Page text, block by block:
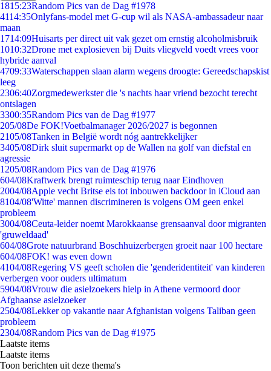
1815:23Random Pics van de Dag #1978
4114:35Onlyfans-model met G-cup wil als NASA-ambassadeur naar
maan
1714:09Huisarts per direct uit vak gezet om ernstig alcoholmisbruik
1010:32Drone met explosieven bij Duits vliegveld voedt vrees voor
hybride aanval
4709:33Waterschappen slaan alarm wegens droogte: Gereedschapskist
leeg
2306:40Zorgmedewerkster die 's nachts haar vriend bezocht terecht
ontslagen
3300:35Random Pics van de Dag #1977
205/08De FOK!Voetbalmanager 2026/2027 is begonnen
2105/08Tanken in België wordt nóg aantrekkelijker
3405/08Dirk sluit supermarkt op de Wallen na golf van diefstal en
agressie
1205/08Random Pics van de Dag #1976
604/08Kraftwerk brengt ruimteschip terug naar Eindhoven
2004/08Apple vecht Britse eis tot inbouwen backdoor in iCloud aan
8104/08'Witte' mannen discrimineren is volgens OM geen enkel
probleem
3004/08Ceuta-leider noemt Marokkaanse grensaanval door migranten
'gruweldaad'
604/08Grote natuurbrand Boschhuizerbergen groeit naar 100 hectare
604/08FOK! was even down
4104/08Regering VS geeft scholen die 'genderidentiteit' van kinderen
verbergen voor ouders ultimatum
5904/08Vrouw die asielzoekers hielp in Athene vermoord door
Afghaanse asielzoeker
2504/08Lekker op vakantie naar Afghanistan volgens Taliban geen
probleem
2304/08Random Pics van de Dag #1975
Laatste items
Laatste items
Toon berichten uit deze thema's